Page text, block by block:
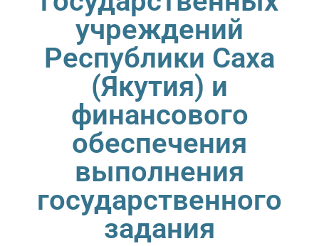
учреждений
Республики Саха
(Якутия) и
финансового
обеспечения
выполнения
государственного
задания